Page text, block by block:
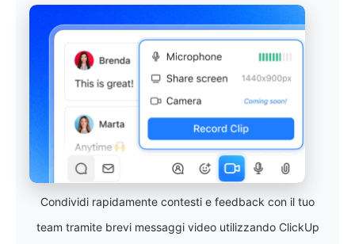
Condividi rapidamente contesti e feedback con il tuo
team tramite brevi messaggi video utilizzando ClickUp